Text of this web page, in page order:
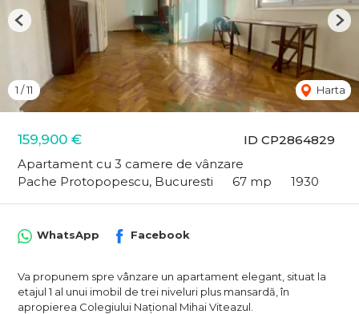
ID CP2864829
159,900 €
Apartament cu 3 camere de vânzare
Pache Protopopescu, Bucuresti
67 mp 1930
1 /11 Harta
Previous
WhatsApp Facebook
Va propunem spre vânzare un apartament elegant, situat la
etajul 1 al unui imobil de trei niveluri plus mansardă, în
apropierea Colegiului Național Mihai Viteazul.